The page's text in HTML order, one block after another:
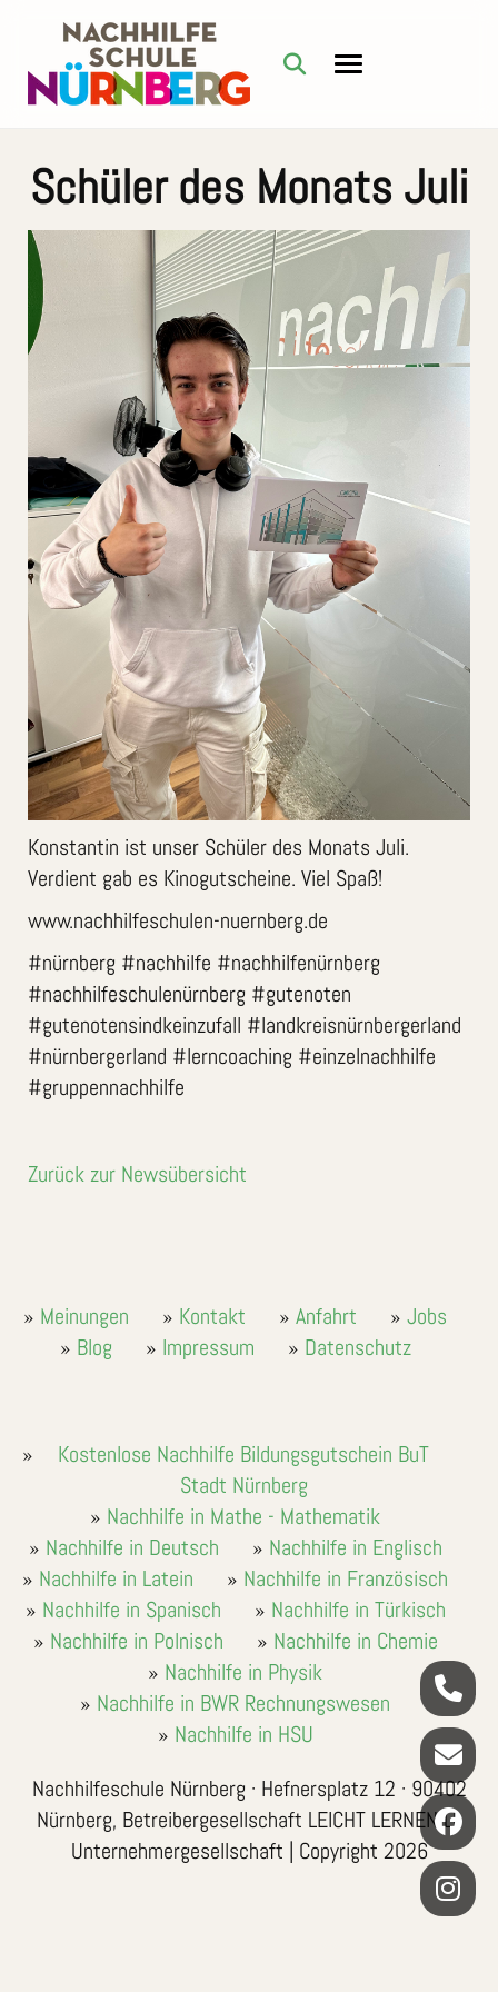
Schüler des Monats Juli
Konstantin ist unser Schüler des Monats Juli.
Verdient gab es Kinogutscheine. Viel Spaß!
www.nachhilfeschulen-nuernberg.de
#nürnberg #nachhilfe #nachhilfenürnberg
#nachhilfeschulenürnberg #gutenoten
#gutenotensindkeinzufall #landkreisnürnbergerland
#nürnbergerland #lerncoaching #einzelnachhilfe
#gruppennachhilfe
Zurück zur Newsübersicht
Meinungen Kontakt Anfahrt
Jobs
Blog
Impressum Datenschutz
Kostenlose Nachhilfe Bildungsgutschein BuT
Stadt Nürnberg
Nachhilfe in Mathe - Mathematik
Nachhilfe in Deutsch
Nachhilfe in Englisch
Nachhilfe in Latein
Nachhilfe in Französisch
Nachhilfe in Spanisch
Nachhilfe in Türkisch
Nachhilfe in Polnisch
Nachhilfe in Chemie
Nachhilfe in Physik
Nachhilfe in BWR Rechnungswesen
Nachhilfe in HSU
Nachhilfeschule Nürnberg · Hefnersplatz 12 · 90402
Nürnberg, Betreibergesellschaft LEICHT LERNEN LL
Unternehmergesellschaft | Copyright 2026